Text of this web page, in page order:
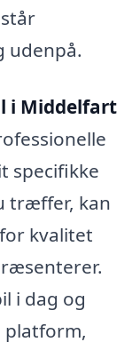
udenpå.
i Middelfart
specifikke
træffer, kan
kvalitet
i dag og
platform,